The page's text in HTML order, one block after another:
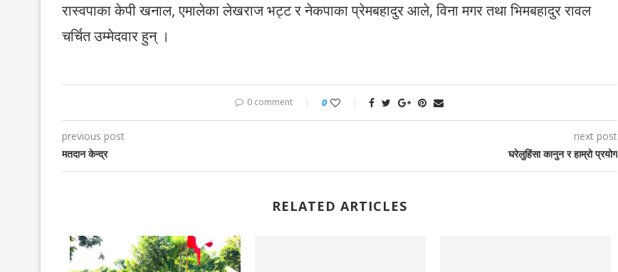
रास्वपाका केपी खनाल, एमालेका लेखराज भट्ट र नेकपाका प्रेमबहादुर आले, विना मगर तथा भिमबहादुर रावल
चर्चित उम्मेदवार हुन् ।
0 comment 0
previous post
मतदान केन्द्र
next post
घरेलुहिंसा कानुन र हाम्रो प्रयोग
RELATED ARTICLES